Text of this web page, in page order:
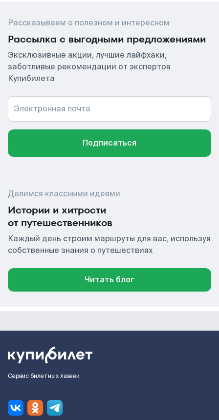
Рассказываем о полезном и интересном
Рассылка с выгодными предложениями
Эксклюзивные акции, лучшие лайфхаки,
заботливые рекомендации от экспертов
Купибилета
Электронная почта
Подписаться
Делимся классными идеями
Истории и хитрости
от путешественников
Каждый день строим маршруты для вас, используя
собственные знания о путешествиях
Читать блог
Сервис билетных лазеек